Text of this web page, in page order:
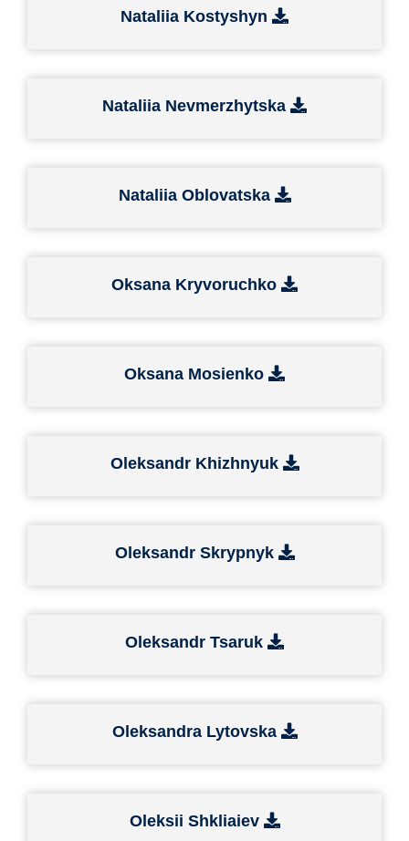
Nataliia Kostyshyn
Nataliia Nevmerzhytska
Nataliia Oblovatska
Oksana Kryvoruchko
Oksana Mosienko
Oleksandr Khizhnyuk
Oleksandr Skrypnyk
Oleksandr Tsaruk
Oleksandra Lytovska
Oleksii Shkliaiev